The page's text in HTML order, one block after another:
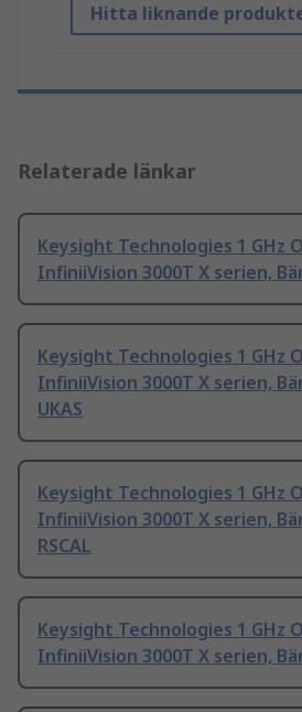
Hitta liknande
Relaterade länkar
Keysight Technologies 1 GHz
InfiniiVision 3000T X serien,
Keysight Technologies 1 GHz
InfiniiVision 3000T X serien,
UKAS
Keysight Technologies 1 GHz
InfiniiVision 3000T X serien,
RSCAL
Keysight Technologies 1 GHz
InfiniiVision 3000T X serien,